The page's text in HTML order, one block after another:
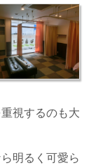
視するのも大
明るく可愛ら